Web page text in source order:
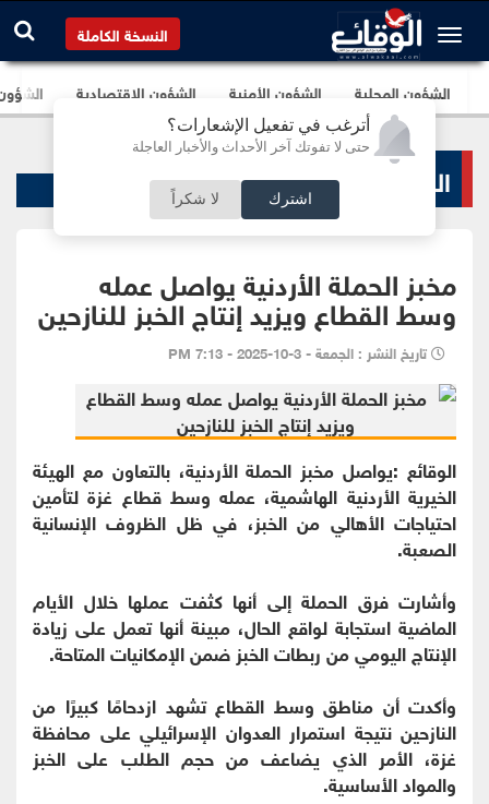
أترغب في تفعيل الإشعارات؟
حتى لا تفوتك آخر الأحداث والأخبار العاجلة
اشترك لا شكراً
النسخة الكاملة
الشؤون المحلية الشؤون الأمنية الشؤون الإقتصادية
الشؤون المحلية
مخبز الحملة الأردنية يواصل عمله
وسط القطاع ويزيد إنتاج الخبز للنازحين
تاريخ النشر : الجمعة - 3-10-2025 - 7:13 PM
الوقائع :يواصل مخبز الحملة الأردنية، بالتعاون مع الهيئة
الخيرية الأردنية الهاشمية، عمله وسط قطاع غزة لتأمين
احتياجات الأهالي من الخبز، في ظل الظروف الإنسانية
الصعبة.
وأشارت فرق الحملة إلى أنها كثفت عملها خلال الأيام
الماضية استجابة لواقع الحال، مبينة أنها تعمل على زيادة
الإنتاج اليومي من ربطات الخبز ضمن الإمكانيات المتاحة.
وأكدت أن مناطق وسط القطاع تشهد ازدحامًا كبيرًا من
النازحين نتيجة استمرار العدوان الإسرائيلي على محافظة
غزة، الأمر الذي يضاعف من حجم الطلب على الخبز
والمواد الأساسية.